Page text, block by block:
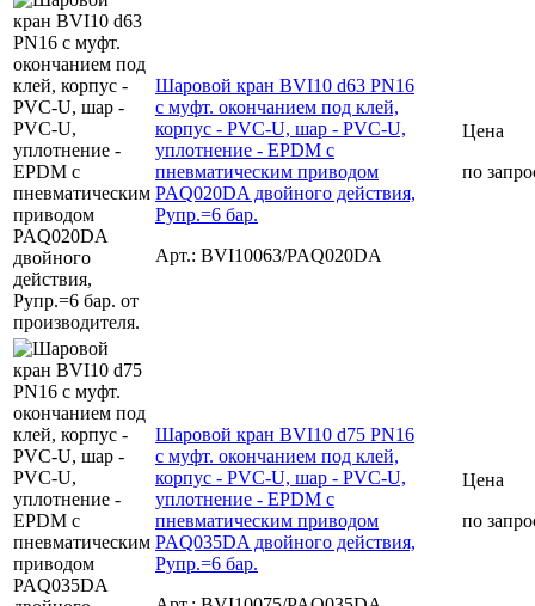
Шаровой кран BVI10 d63 PN16
с муфт. окончанием под клей,
корпус - PVC-U, шар - PVC-U,
уплотнение - EPDM с
пневматическим приводом
PAQ020DA двойного действия,
Рупр.=6 бар.
Арт.: BVI10063/PAQ020DA
Цена
по
Шаровой кран BVI10 d75 PN16
с муфт. окончанием под клей,
корпус - PVC-U, шар - PVC-U,
уплотнение - EPDM с
пневматическим приводом
PAQ035DA двойного действия,
Рупр.=6 бар.
Цена
по